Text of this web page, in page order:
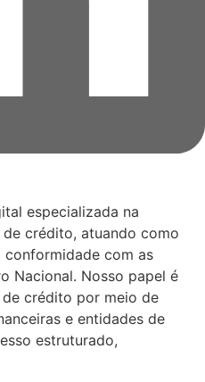
especializada na
crédito, atuando como
com as
Nacional. Nosso papel é
crédito por meio de
e entidades de
estruturado,